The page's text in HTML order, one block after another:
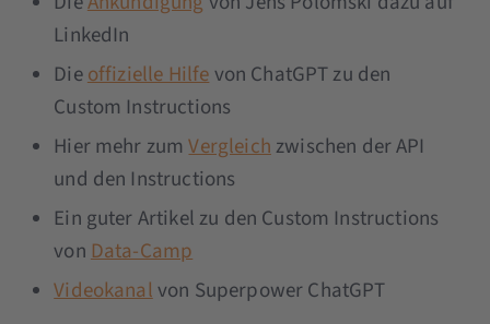
LinkedIn
Dieoffizielle Hilfevon ChatGPT zu den
Custom Instructions
Hier mehr zumVergleichzwischen der API
und den Instructions
Ein guter Artikel zu den Custom Instructions
vonData-Camp
Videokanalvon Superpower ChatGPT